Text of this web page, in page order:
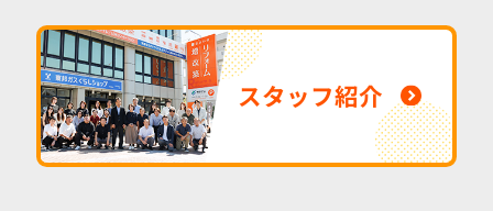
スタッフ紹介